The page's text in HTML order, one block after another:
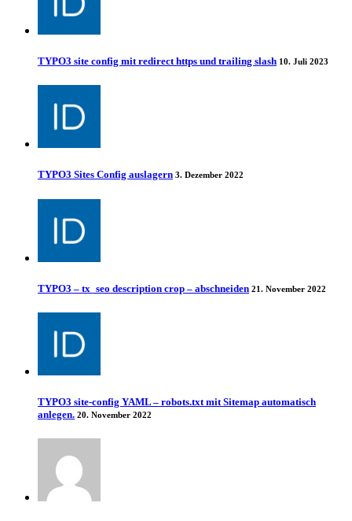
TYPO3 site config mit redirect https und trailing slash 10. Juli 2023
TYPO3 Sites Config auslagern 3. Dezember 2022
TYPO3 – tx_seo description crop – abschneiden 21. November 2022
TYPO3 site-config YAML – robots.txt mit Sitemap automatisch
anlegen. 20. November 2022